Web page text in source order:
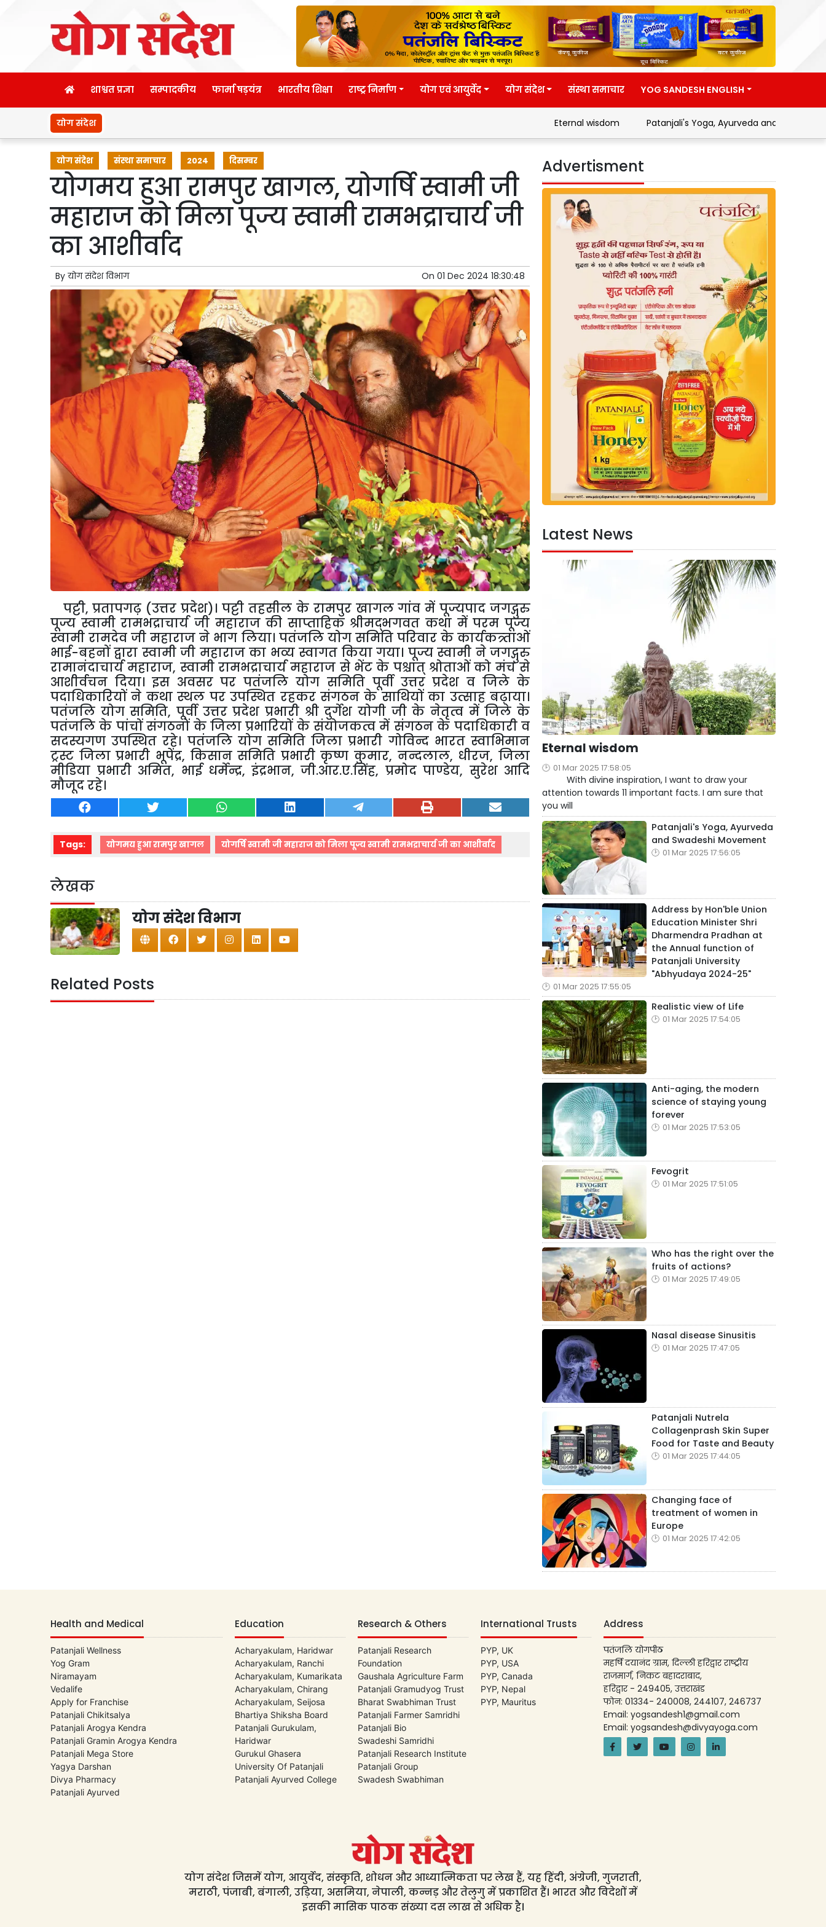
शाश्वत प्रज्ञा सम्पादकीय फार्मा षड़यंत्र भारतीय शिक्षा राष्ट्र निर्माण योग एवं आयुर्वेद योग संदेश संस्था समाचार YOG SANDESH ENGLISH
योग संदेश Eternal wisdom Patanjali's Yoga, Ayurveda and Swadeshi Movement
योग संदेश संस्था समाचार 2024 दिसम्बर
योगमय हुआ रामपुर खागल, योगर्षि स्वामी जी
महाराज को मिला पूज्य स्वामी रामभद्राचार्य जी
का आशीर्वाद
By योग संदेश विभाग On 01 Dec 2024 18:30:48
पट्टी, प्रतापगढ़ (उत्तर प्रदेश)। पट्टी तहसील के रामपुर खागल गांव में पूज्यपाद जगद्गुरु
पूज्य स्वामी रामभद्राचार्य जी महाराज की साप्ताहिक श्रीमद्भगवत कथा में परम पूज्य
स्वामी रामदेव जी महाराज ने भाग लिया। पतंजलि योग समिति परिवार के कार्यकत्र्ताओं
भाई-बहनों द्वारा स्वामी जी महाराज का भव्य स्वागत किया गया। पूज्य स्वामी ने जगद्गुरु
रामानंदाचार्य महाराज, स्वामी रामभद्राचार्य महाराज से भेंट के पश्चात् श्रोताओं को मंच से
आशीर्वचन दिया। इस अवसर पर पतंजलि योग समिति पूर्वी उत्तर प्रदेश व जिले के
पदाधिकारियों ने कथा स्थल पर उपस्थित रहकर संगठन के साथियों का उत्साह बढ़ाया।
पतंजलि योग समिति, पूर्वी उत्तर प्रदेश प्रभारी श्री दुर्गेश योगी जी के नेतृत्व में जिले के
पतंजलि के पांचों संगठनों के जिला प्रभारियों के संयोजकत्व में संगठन के पदाधिकारी व
सदस्यगण उपस्थित रहे। पतंजलि योग समिति जिला प्रभारी गोविन्द भारत स्वाभिमान
ट्रस्ट जिला प्रभारी भूपेंद्र, किसान समिति प्रभारी कृष्ण कुमार, नन्दलाल, धीरज, जिला
मीडिया प्रभारी अमित, भाई धर्मेन्द्र, इंद्रभान, जी.आर.ए.सिंह, प्रमोद पाण्डेय, सुरेश आदि
मौजूद रहे।
Tags: योगमय हुआ रामपुर खागल योगर्षि स्वामी जी महाराज को मिला पूज्य स्वामी रामभद्राचार्य जी का आशीर्वाद
लेखक
योग संदेश विभाग
Related Posts
Advertisment
Latest News
Eternal wisdom
01 Mar 2025 17:58:05
With divine inspiration, I want to draw your
attention towards 11 important facts. I am sure that
you will
Patanjali's Yoga, Ayurveda
and Swadeshi Movement
01 Mar 2025 17:56:05
Address by Hon'ble Union
Education Minister Shri
Dharmendra Pradhan at
the Annual function of
Patanjali University
"Abhyudaya 2024-25"
01 Mar 2025 17:55:05
Realistic view of Life
01 Mar 2025 17:54:05
Anti-aging, the modern
science of staying young
forever
01 Mar 2025 17:53:05
Fevogrit
01 Mar 2025 17:51:05
Who has the right over the
fruits of actions?
01 Mar 2025 17:49:05
Nasal disease Sinusitis
01 Mar 2025 17:47:05
Patanjali Nutrela
Collagenprash Skin Super
Food for Taste and Beauty
01 Mar 2025 17:44:05
Changing face of
treatment of women in
Europe
01 Mar 2025 17:42:05
Health and Medical
Patanjali Wellness
Yog Gram
Niramayam
Vedalife
Apply for Franchise
Patanjali Chikitsalya
Patanjali Arogya Kendra
Patanjali Gramin Arogya Kendra
Patanjali Mega Store
Yagya Darshan
Divya Pharmacy
Patanjali Ayurved
Education
Acharyakulam, Haridwar
Acharyakulam, Ranchi
Acharyakulam, Kumarikata
Acharyakulam, Chirang
Acharyakulam, Seijosa
Bhartiya Shiksha Board
Patanjali Gurukulam,
Haridwar
Gurukul Ghasera
University Of Patanjali
Patanjali Ayurved College
Research & Others
Patanjali Research
Foundation
Gaushala Agriculture Farm
Patanjali Gramudyog Trust
Bharat Swabhiman Trust
Patanjali Farmer Samridhi
Patanjali Bio
Swadeshi Samridhi
Patanjali Research Institute
Patanjali Group
Swadesh Swabhiman
International Trusts
PYP, UK
PYP, USA
PYP, Canada
PYP, Nepal
PYP, Mauritus
Address
पतंजलि योगपीठ
महर्षि दयानंद ग्राम, दिल्ली हरिद्वार राष्ट्रीय
राजमार्ग, निकट बहादराबाद,
हरिद्वार - 249405, उत्तराखंड
फोन: 01334- 240008, 244107, 246737
Email: yogsandesh1@gmail.com
Email: yogsandesh@divyayoga.com
योग संदेश जिसमें योग, आयुर्वेद, संस्कृति, शोधन और आध्यात्मिकता पर लेख हैं, यह हिंदी, अंग्रेजी, गुजराती,
मराठी, पंजाबी, बंगाली, उड़िया, असमिया, नेपाली, कन्नड़ और तेलुगु में प्रकाशित हैं। भारत और विदेशों में
इसकी मासिक पाठक संख्या दस लाख से अधिक है।